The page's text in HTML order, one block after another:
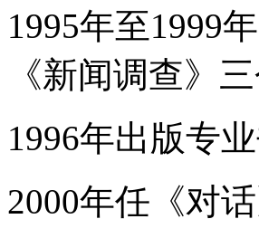
1995年至1999
《新闻调查》
1996年出版专
2000年任《对